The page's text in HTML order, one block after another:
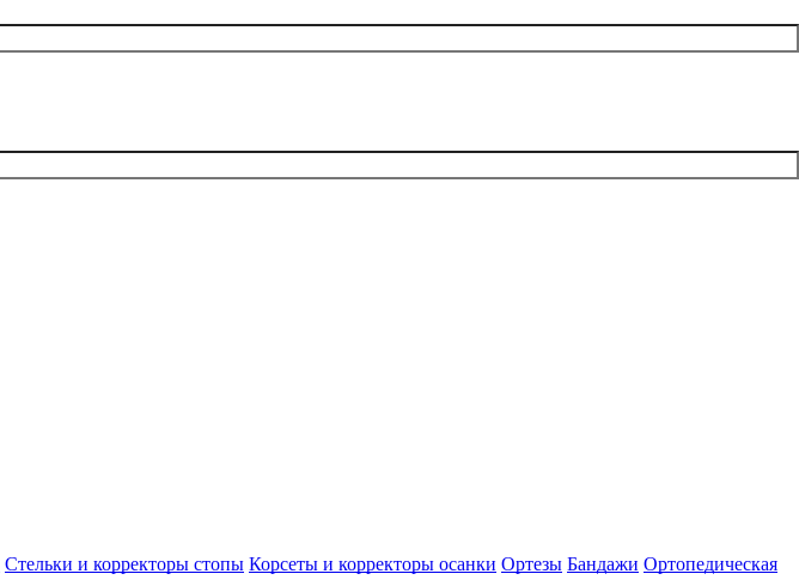
Стельки и корректоры стопы Корсеты и корректоры осанки Ортезы Бандажи Ортопедическая